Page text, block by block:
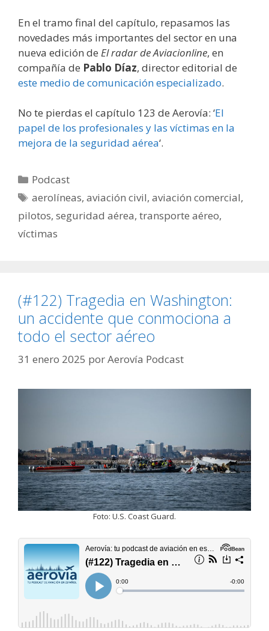
En el tramo final del capítulo, repasamos las
novedades más importantes del sector en una
nueva edición de El radar de Aviacionline, en
compañía de Pablo Díaz, director editorial de
este medio de comunicación especializado.
No te pierdas el capítulo 123 de Aerovía: ‘El
papel de los profesionales y las víctimas en la
mejora de la seguridad aérea‘.
Categorías
Podcast
Etiquetas
aerolíneas,aviación civil,aviación comercial,
pilotos, seguridad aérea, transporte aéreo,
víctimas
(#122) Tragedia en Washington:
un accidente que conmociona a
todo el sector aéreo
31 enero 2025 porAerovía Podcast
Foto: U.S. Coast Guard.